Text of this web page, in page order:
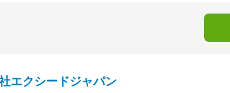
エクシードジャパン